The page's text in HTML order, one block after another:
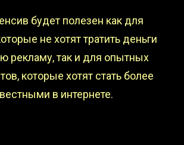
будет полезен как для
не хотят тратить деньги
рекламу, так и для опытных
которые хотят стать более
в интернете.